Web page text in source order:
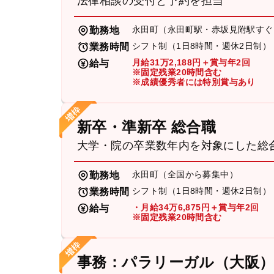
勤務地 永田町（永田町駅・赤坂見附駅すぐ
業務時間 シフト制（1日8時間・週休2日制）
給与
月給31万2,188円＋賞与年2回
※固定残業20時間含む
※成績優秀者には特別賞与あり
新卒・準新卒 総合職
大学・院の卒業数年内を対象にした総
勤務地 永田町（全国から募集中）
業務時間 シフト制（1日8時間・週休2日制）
給与
・月給34万6,875円＋賞与年2回
※固定残業20時間含む
事務：パラリーガル（大阪）